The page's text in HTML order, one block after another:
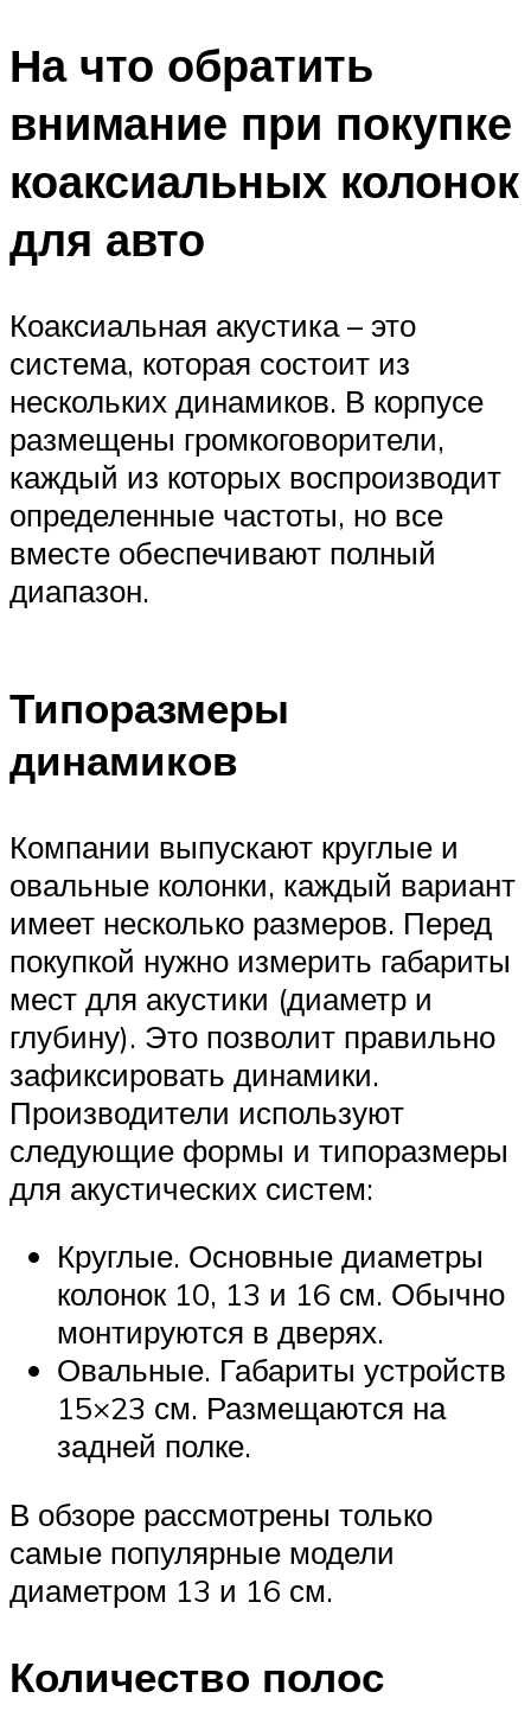
На что обратить
внимание при покупке
коаксиальных колонок
для авто
Коаксиальная акустика – это
система, которая состоит из
нескольких динамиков. В корпусе
размещены громкоговорители,
каждый из которых воспроизводит
определенные частоты, но все
вместе обеспечивают полный
диапазон.
Типоразмеры
динамиков
Компании выпускают круглые и
овальные колонки, каждый вариант
имеет несколько размеров. Перед
покупкой нужно измерить габариты
мест для акустики (диаметр и
глубину). Это позволит правильно
зафиксировать динамики.
Производители используют
следующие формы и типоразмеры
для акустических систем:
Круглые. Основные диаметры
колонок 10, 13 и 16 см. Обычно
монтируются в дверях.
Овальные. Габариты устройств
15×23 см. Размещаются на
задней полке.
В обзоре рассмотрены только
самые популярные модели
диаметром 13 и 16 см.
Количество полос